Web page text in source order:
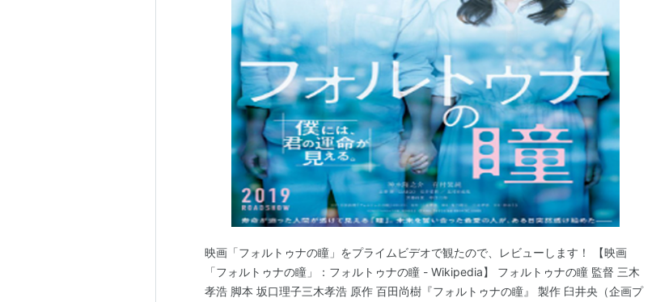
映画「フォルトゥナの瞳」をプライムビデオで観たので、レビューします！ 【映画
「フォルトゥナの瞳」：フォルトゥナの瞳 - Wikipedia】 フォルトゥナの瞳 監督 三木
孝浩 脚本 坂口理子三木孝浩 原作 百田尚樹『フォルトゥナの瞳』 製作 臼井央（企画プ